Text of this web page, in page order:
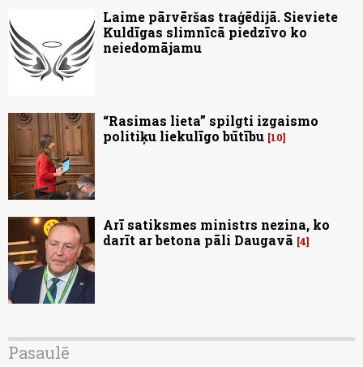
Laime pārvēršas traģēdijā. Sieviete
Kuldīgas slimnīcā piedzīvo ko
neiedomājamu
“Rasimas lieta” spilgti izgaismo
politiķu liekulīgo būtību 10
Arī satiksmes ministrs nezina, ko
darīt ar betona pāli Daugavā 4
Pasaulē